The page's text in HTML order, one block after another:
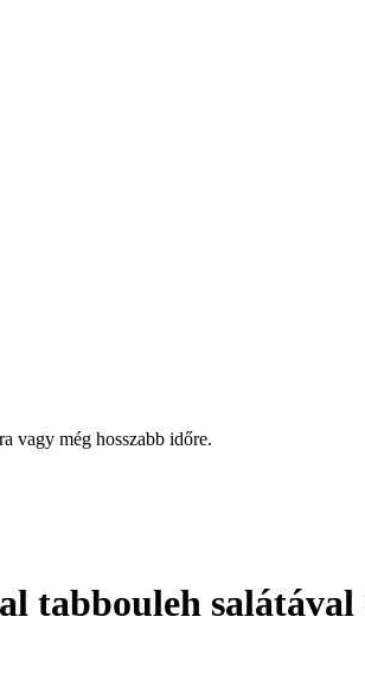
vagy még hosszabb időre.
tabbouleh salátával